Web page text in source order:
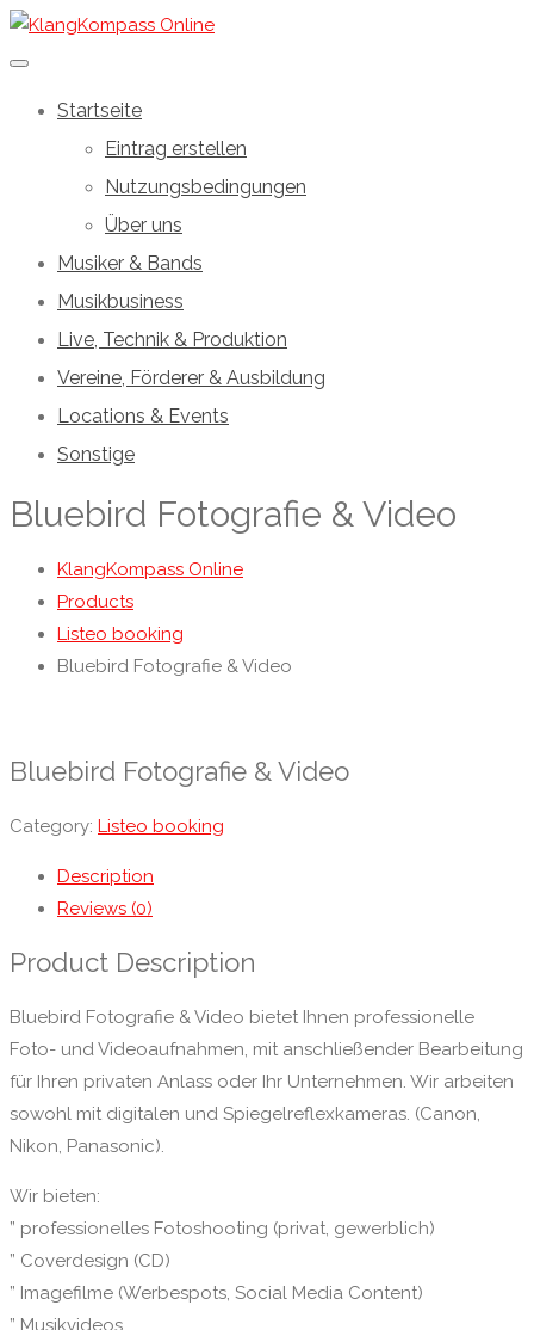
Startseite
Eintrag erstellen
Nutzungsbedingungen
Über uns
Musiker & Bands
Musikbusiness
Live, Technik & Produktion
Vereine, Förderer & Ausbildung
Locations & Events
Sonstige
Bluebird Fotografie & Video
KlangKompass Online
Products
Listeo booking
Bluebird Fotografie & Video
Bluebird Fotografie & Video
Category: Listeo booking
Description
Reviews (0)
Product Description
Bluebird Fotografie & Video bietet Ihnen professionelle
Foto- und Videoaufnahmen, mit anschließender Bearbeitung
für Ihren privaten Anlass oder Ihr Unternehmen. Wir arbeiten
sowohl mit digitalen und Spiegelreflexkameras. (Canon,
Nikon, Panasonic).
Wir bieten:
” professionelles Fotoshooting (privat, gewerblich)
” Coverdesign (CD)
” Imagefilme (Werbespots, Social Media Content)
” Musikvideos